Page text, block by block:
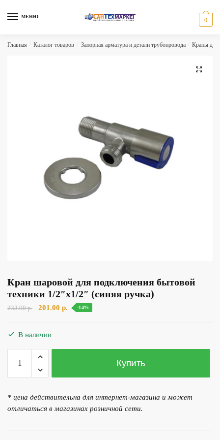
МЕНЮ
0
Главная Каталог товаров Запорная арматура и детали трубопровода Краны для
🔍
Кран шаровой для подключения бытовой
техники 1/2″х1/2″ (синяя ручка)
233.00р.
Первоначальная
201.00 р. Текущая
-14%
В наличии
Количество
товара
Кран
для
подключения
Купить
* цена действительна для интернет-магазина и может
отличаться в магазинах розничной сети.